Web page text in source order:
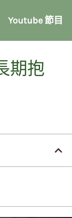
Youtube 節目
期抱